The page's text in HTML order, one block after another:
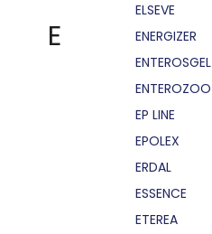
E
ELSEVE
ENERGIZER
ENTEROSGEL
ENTEROZOO
EP LINE
EPOLEX
ERDAL
ESSENCE
ETEREA